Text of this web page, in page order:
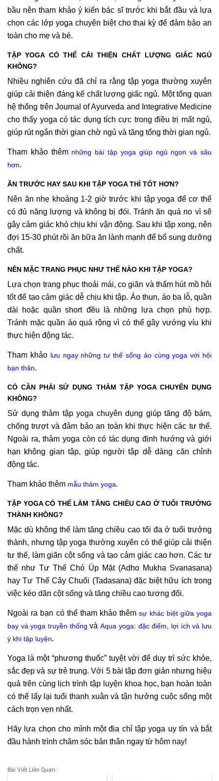
bầu nên tham khảo ý kiến bác sĩ trước khi bắt đầu và lựa
chọn các lớp yoga chuyên biệt cho thai kỳ để đảm bảo an
toàn cho mẹ và bé.
TẬP YOGA CÓ THỂ CẢI THIỆN CHẤT LƯỢNG GIẤC NGỦ
KHÔNG?
Nhiều nghiên cứu đã chỉ ra rằng tập yoga thường xuyên
giúp cải thiện đáng kể chất lượng giấc ngủ. Một tổng quan
hệ thống trên Journal of Ayurveda and Integrative Medicine
cho thấy yoga có tác dụng tích cực trong điều trị mất ngủ,
giúp rút ngắn thời gian chờ ngủ và tăng tổng thời gian ngủ.
Tham khảo thêm những bài tập yoga giúp ngủ ngon và sâu
hơn.
ĂN TRƯỚC HAY SAU KHI TẬP YOGA THÌ TỐT HƠN?
Nên ăn nhẹ khoảng 1-2 giờ trước khi tập yoga để cơ thể
có đủ năng lượng và không bị đói. Tránh ăn quá no vì sẽ
gây cảm giác khó chịu khi vận động. Sau khi tập xong, nên
đợi 15-30 phút rồi ăn bữa ăn lành mạnh để bổ sung dưỡng
chất.
NÊN MẶC TRANG PHỤC NHƯ THẾ NÀO KHI TẬP YOGA?
Lựa chọn trang phục thoải mái, co giãn và thấm hút mồ hôi
tốt để tạo cảm giác dễ chịu khi tập. Áo thun, áo ba lỗ, quần
dài hoặc quần short đều là những lựa chọn phù hợp.
Tránh mặc quần áo quá rộng vì có thể gây vướng víu khi
thực hiện động tác.
Tham khảo lưu ngay những tư thế sống ảo cùng yoga với hội
bạn thân.
CÓ CẦN PHẢI SỬ DỤNG THẢM TẬP YOGA CHUYÊN DỤNG
KHÔNG?
Sử dụng thảm tập yoga chuyên dụng giúp tăng độ bám,
chống trượt và đảm bảo an toàn khi thực hiện các tư thế.
Ngoài ra, thảm yoga còn có tác dụng định hướng và giới
hạn không gian tập, giúp người tập dễ dàng căn chỉnh
động tác.
Tham khảo thêm mẫu thảm yoga.
TẬP YOGA CÓ THỂ LÀM TĂNG CHIỀU CAO Ở TUỔI TRƯỞNG
THÀNH KHÔNG?
Mặc dù không thể làm tăng chiều cao tối đa ở tuổi trưởng
thành, nhưng tập yoga thường xuyên có thể giúp cải thiện
tư thế, làm giãn cột sống và tạo cảm giác cao hơn. Các tư
thế như Tư Thế Chó Úp Mặt (Adho Mukha Svanasana)
hay Tư Thế Cây Chuối (Tadasana) đặc biệt hữu ích trong
việc kéo dãn cột sống và tăng chiều cao tương đối.
Ngoài ra bạn có thể tham khảo thêmsự khác biệt giữa yoga
bay và yoga truyền thống vàAqua yoga: đặc điểm, lợi ích và lưu
ý khi tập luyện.
Yoga là một “phương thuốc” tuyệt vời để duy trì sức khỏe,
sắc đẹp và sự trẻ trung. Với 5 bài tập đơn giản nhưng hiệu
quả trên cùng lịch trình tập luyện khoa học, bạn hoàn toàn
có thể lấy lại tuổi thanh xuân và tận hưởng cuộc sống một
cách trọn vẹn nhất.
Hãy lựa chọn cho mình một địa chỉ tập yoga uy tín và bắt
đầu hành trình chăm sóc bản thân ngay từ hôm nay!
Bài Viết Liên Quan: